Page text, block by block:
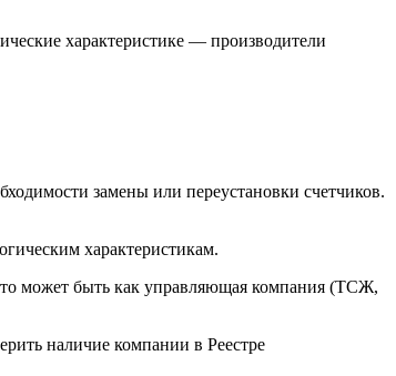
характеристике — производители
замены или переустановки счетчиков.
характеристикам.
может быть как управляющая компания (ТСЖ,
наличие компании в Реестре